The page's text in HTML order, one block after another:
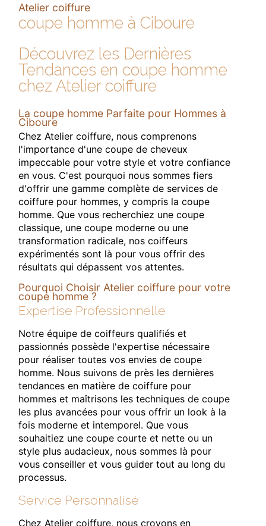
Atelier coiffure
coupe homme à Ciboure
Découvrez les Dernières
Tendances en coupe homme
chez Atelier coiffure
La coupe homme Parfaite pour Hommes à
Ciboure
Chez Atelier coiffure, nous comprenons
l'importance d'une coupe de cheveux
impeccable pour votre style et votre confiance
en vous. C'est pourquoi nous sommes fiers
d'offrir une gamme complète de services de
coiffure pour hommes, y compris la coupe
homme. Que vous recherchiez une coupe
classique, une coupe moderne ou une
transformation radicale, nos coiffeurs
expérimentés sont là pour vous offrir des
résultats qui dépassent vos attentes.
Pourquoi Choisir Atelier coiffure pour votre
coupe homme ?
Expertise Professionnelle
Notre équipe de coiffeurs qualifiés et
passionnés possède l'expertise nécessaire
pour réaliser toutes vos envies de coupe
homme. Nous suivons de près les dernières
tendances en matière de coiffure pour
hommes et maîtrisons les techniques de coupe
les plus avancées pour vous offrir un look à la
fois moderne et intemporel. Que vous
souhaitiez une coupe courte et nette ou un
style plus audacieux, nous sommes là pour
vous conseiller et vous guider tout au long du
processus.
Service Personnalisé
Chez Atelier coiffure, nous croyons en